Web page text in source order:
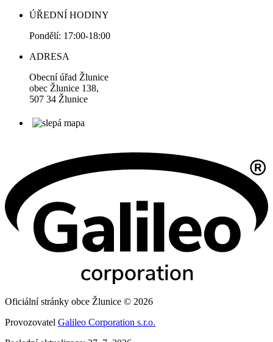
ÚŘEDNÍ HODINY
Pondělí: 17:00-18:00
ADRESA
Obecní úřad Žlunice
obec Žlunice 138,
507 34 Žlunice
Oficiální stránky obce Žlunice © 2026
Provozovatel Galileo Corporation s.r.o.